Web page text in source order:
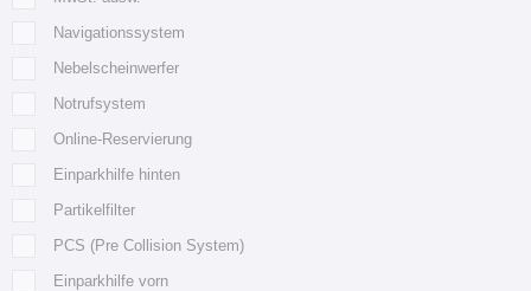
Navigationssystem
Nebelscheinwerfer
Notrufsystem
Online-Reservierung
Einparkhilfe hinten
Partikelfilter
PCS (Pre Collision System)
Einparkhilfe vorn